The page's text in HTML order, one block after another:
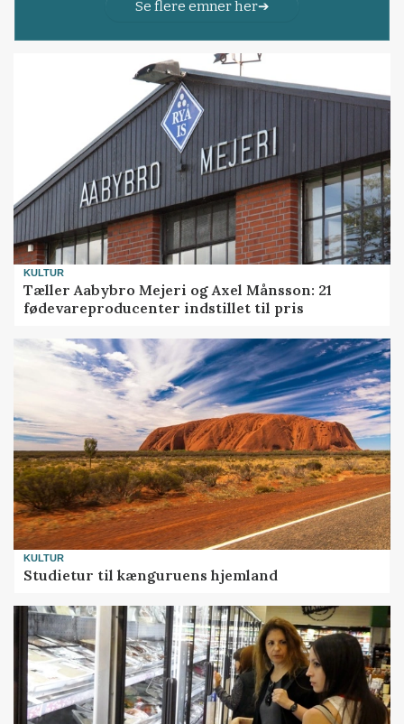
Se flere emner her
KULTUR
Tæller Aabybro Mejeri og Axel Månsson: 21
fødevareproducenter indstillet til pris
KULTUR
Studietur til kænguruens hjemland